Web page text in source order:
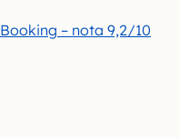
– nota 9,2/10